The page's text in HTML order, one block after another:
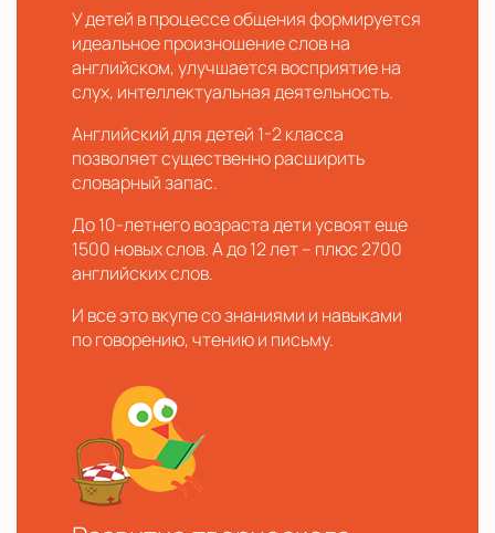
У детей в процессе общения формируется
идеальное произношение слов на
английском, улучшается восприятие на
слух, интеллектуальная деятельность.
Английский для детей 1-2 класса
позволяет существенно расширить
словарный запас.
До 10-летнего возраста дети усвоят еще
1500 новых слов. А до 12 лет – плюс 2700
английских слов.
И все это вкупе со знаниями и навыками
по говорению, чтению и письму.